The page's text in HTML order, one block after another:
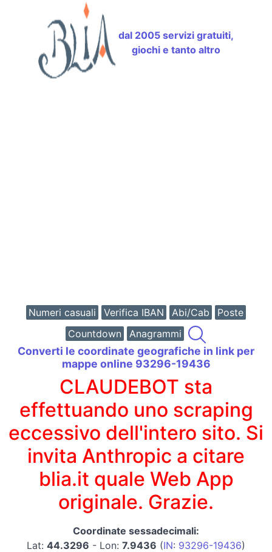
dal 2005 servizi gratuiti,
giochi e tanto altro
Numeri casuali Verifica IBAN Abi/Cab
Poste
Countdown
Anagrammi
Converti le coordinate geografiche in link per
mappe online 93296-19436
CLAUDEBOT sta
effettuando uno scraping
eccessivo dell'intero sito. Si
invita Anthropic a citare
blia.it quale Web App
originale. Grazie.
Coordinate sessadecimali:
Lat: 44.3296 - Lon: 7.9436 (IN: 93296-19436)